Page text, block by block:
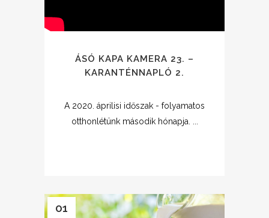
ÁSÓ KAPA KAMERA 23. –
KARANTÉNNAPLÓ 2.
A 2020. áprilisi időszak - folyamatos
otthonlétünk második hónapja. ...
01